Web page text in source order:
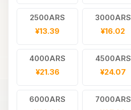
2500ARS
¥13.39
3000ARS
¥16.02
4000ARS
¥21.36
4500ARS
¥24.07
6000ARS
7000ARS